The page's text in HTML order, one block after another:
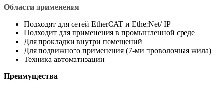
Области применения
Подходят для сетей EtherCAT и EtherNet/ IP
Подходит для применения в промышленной среде
Для прокладки внутри помещений
Для подвижного применения (7-ми проволочная жила)
Техника автоматизации
Преимущества